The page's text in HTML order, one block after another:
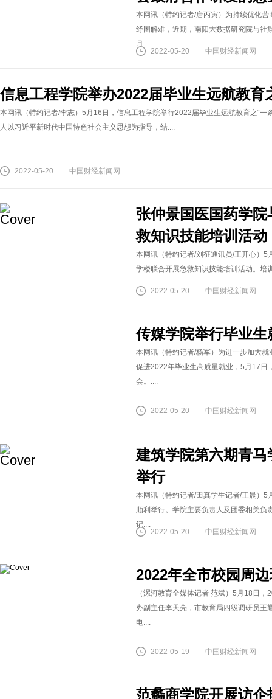
本网讯（特约记者/唐丙寅）为持续优化
纾困解难，近期，南阳大数据研究院与社
月....
2022-05-20
中国财经新闻网
信息工程学院举办2022届毕业生远航教育
本网讯（特约记者/李志）5月16日，信息工程学院举行2022届毕业生远航教育之“一
人以习近平新时代中国特色社会主义思想为指导，结....
2022-05-20 中国财经新闻网
张仲景国医国药学
救知识技能培训活动
本网讯（特约记者/刘征通讯员/王开心）
学楼联合开展急救知识技能培训活动。培
2022-05-20 中国财经新闻网
传媒学院举行毕业
本网讯（特约记者/杨军）为进一步加大
促进2022年毕业生高质量就业，5月17日
会。....
2022-05-20 中国财经新闻网
建筑学院第六期青
举行
本网讯（特约记者/田真学生记者/王晨）
顺利举行。学院主要负责人及团委相关
记....
2022-05-20
中国财经新闻网
2022年全市校园周
（漯河教育全媒体记者 范斌）5月18日
办副主任李天亮，市教育局四级调研员王
电....
2022-05-19 中国财经新闻网
范蠡商学院开展访